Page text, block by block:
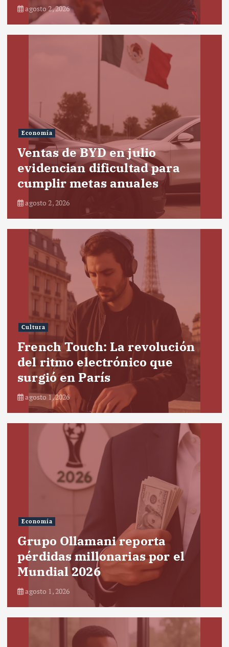
agosto 2, 2026
Economía
Ventas de BYD en julio
evidencian dificultad para
cumplir metas anuales
agosto 2, 2026
Cultura
French Touch: La revolución
del ritmo electrónico que
surgió en París
agosto 1, 2026
Economía
Grupo Ollamani reporta
pérdidas millonarias por el
Mundial 2026
agosto 1, 2026